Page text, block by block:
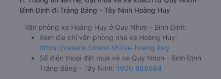
e. Các điểm trả khách của nhà xe Hoàng Huy
TRẢNG BẢNG - GIẦU DÂY
f. Giá vé giá xe khách đi Trảng Bàng - Tây Ninh từ Quy
Nhơn - Bình Định Hoàng Huy
giường nằm đôi 750000đ/vé